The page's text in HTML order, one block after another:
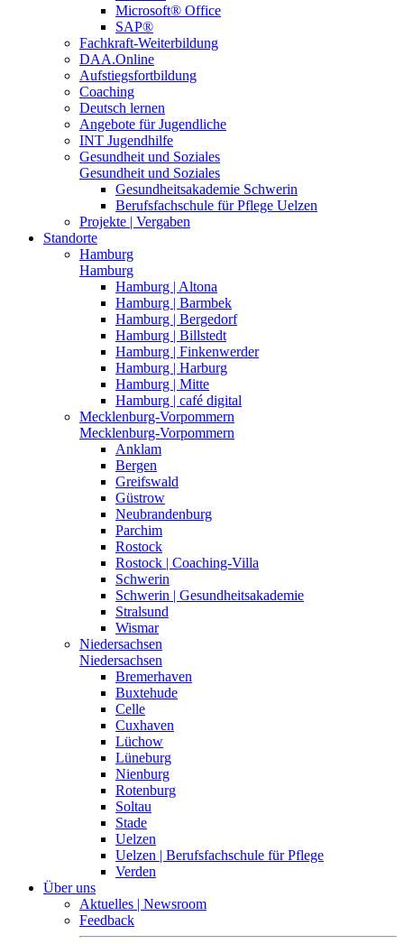
Microsoft® Office
SAP®
Fachkraft-Weiterbildung
DAA.Online
Aufstiegsfortbildung
Coaching
Deutsch lernen
Angebote für Jugendliche
INT Jugendhilfe
Gesundheit und Soziales
Gesundheit und Soziales
Gesundheitsakademie Schwerin
Berufsfachschule für Pflege Uelzen
Projekte | Vergaben
Standorte
Hamburg
Hamburg
Hamburg | Altona
Hamburg | Barmbek
Hamburg | Bergedorf
Hamburg | Billstedt
Hamburg | Finkenwerder
Hamburg | Harburg
Hamburg | Mitte
Hamburg | café digital
Mecklenburg-Vorpommern
Mecklenburg-Vorpommern
Anklam
Bergen
Greifswald
Güstrow
Neubrandenburg
Parchim
Rostock
Rostock | Coaching-Villa
Schwerin
Schwerin | Gesundheitsakademie
Stralsund
Wismar
Niedersachsen
Niedersachsen
Bremerhaven
Buxtehude
Celle
Cuxhaven
Lüchow
Lüneburg
Nienburg
Rotenburg
Soltau
Stade
Uelzen
Uelzen | Berufsfachschule für Pflege
Verden
Über uns
Aktuelles | Newsroom
Feedback